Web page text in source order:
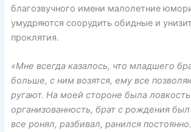
благозвучного имени малолетние
умудряются соорудить обидные и
проклятия.
«Мне всегда казалось, что младшего
больше, с ним возятся, ему все
ругают. На моей стороне была
организованность, брат с рождения
все ронял, разбивал, ранился